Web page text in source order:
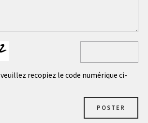
veuillez recopiez le code numérique ci-
POSTER